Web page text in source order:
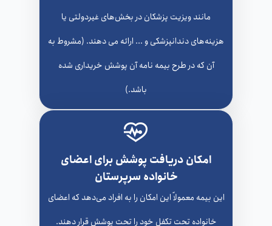
مانند ویزیت پزشکان در بخش‌های غیردولتی یا
هزینه‌های دندانپزشکی و ... ارائه می دهند. (مشروط به
آن که در طرح بیمه نامه آن پوشش خریداری شده
باشد.)
امکان دریافت پوشش برای اعضای
خانواده سرپرستان
این بیمه معمولاً این امکان را به افراد می‌دهد که اعضای
خانواده تحت تکفل خود را تحت پوشش قرار دهند.